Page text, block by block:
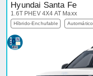
Hyundai Santa Fe
1.6T PHEV 4X4 AT Maxx
Híbrido-Enchufable Automático